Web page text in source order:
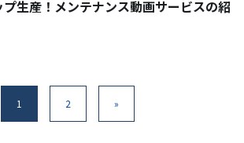
生産！メンテナンス動画サービスの紹
1 2 »